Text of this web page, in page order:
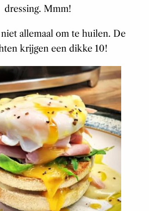
dressing. Mmm!
allemaal om te huilen. De
krijgen een dikke 10!